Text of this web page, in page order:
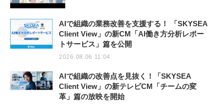
AIで組織の業務改善を支援する！ 「SKYSEA
Client View」の新CM「AI働き方分析レポー
トサービス」篇を公開
2026.08.06 11:04
AIで組織の改善点を見抜く！「SKYSEA
Client View」の新テレビCM「チームの変
革」篇の放映を開始